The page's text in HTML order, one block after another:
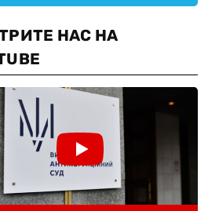
НАС НА